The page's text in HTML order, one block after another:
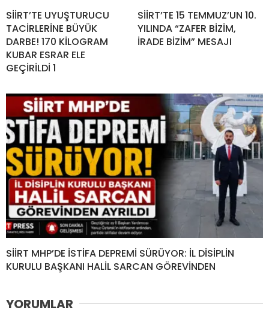
SİİRT’TE UYUŞTURUCU
TACİRLERİNE BÜYÜK
DARBE! 170 KİLOGRAM
KUBAR ESRAR ELE
GEÇİRİLDİ 1
SİİRT’TE 15 TEMMUZ’UN 10.
YILINDA “ZAFER BİZİM,
İRADE BİZİM” MESAJI
SİİRT MHP’DE İSTİFA DEPREMİ SÜRÜYOR: İL DİSİPLİN
KURULU BAŞKANI HALİL SARCAN GÖREVİNDEN
YORUMLAR